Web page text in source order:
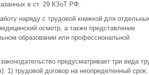
в ст. 29 КЗоТ РФ.
наряду с трудовой книжкой для
осмотр, а также представление
образовании или профессиональной
предусматривает три вида
1) трудовой договор на неопределенный